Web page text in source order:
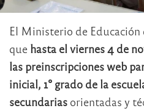
El Ministerio de Educación
que hasta el viernes 4 de
las preinscripciones web
inicial, 1° grado de la
secundarias orientadas y